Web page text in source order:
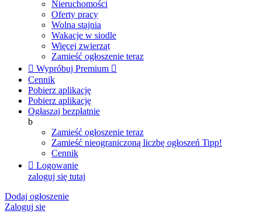
Nieruchomości
Oferty pracy
Wolna stajnia
Wakacje w siodle
Więcej zwierząt
Zamieść ogłoszenie teraz
 Wypróbuj Premium 
Cennik
Pobierz aplikację
Pobierz aplikację
Ogłaszaj bezpłatnie
b
Zamieść ogłoszenie teraz
Zamieść nieograniczoną liczbę ogłoszeń Tipp!
Cennik
 Logowanie
zaloguj się tutaj
Dodaj ogłoszenie
Zaloguj się